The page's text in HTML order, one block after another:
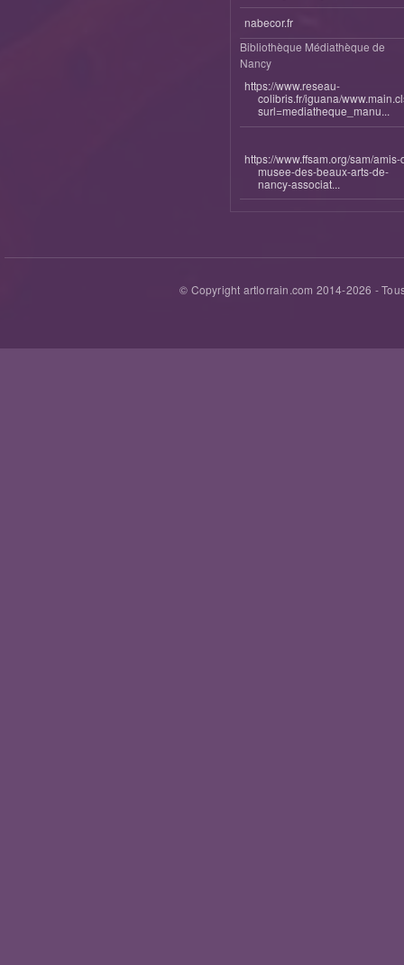
nabecor.fr
Bibliothèque Médiathèque de
Nancy
https://www.reseau-
colibris.fr/iguana/
surl=mediatheque_manu...
https://www.ffsam.org/sam/amis-
musee-des-beaux-arts-de-
nancy-associat...
© Copyright artlorrain.com 2014-2026 -